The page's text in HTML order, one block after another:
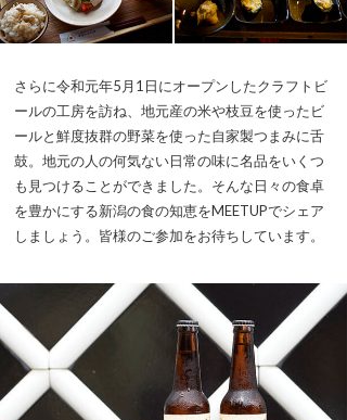
さらに令和元年5月1日にオープンしたクラフトビ
ールの工房を訪ね、地元産の米や枝豆を使ったビ
ールと鮮度抜群の野菜を使った自家製つまみに舌
鼓。地元の人の何気ない日常の味に名品をいくつ
も見つけることができました。そんな日々の食卓
を豊かにする新潟の食の知恵をMEETUPでシェア
しましょう。皆様のご参加をお待ちしています。